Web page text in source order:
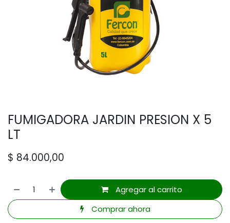
FUMIGADORA JARDIN PRESION X 5
LT
$ 84.000,00
Agregar al carrito
Comprar ahora